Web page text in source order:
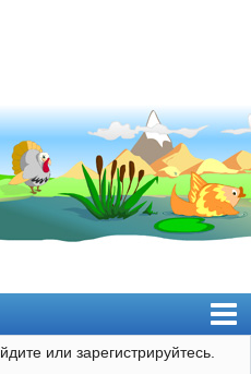
или зарегистрируйтесь.